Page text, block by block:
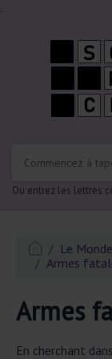
.
Ou entrez les lettres
Le
Armes
Armes
En cherchant